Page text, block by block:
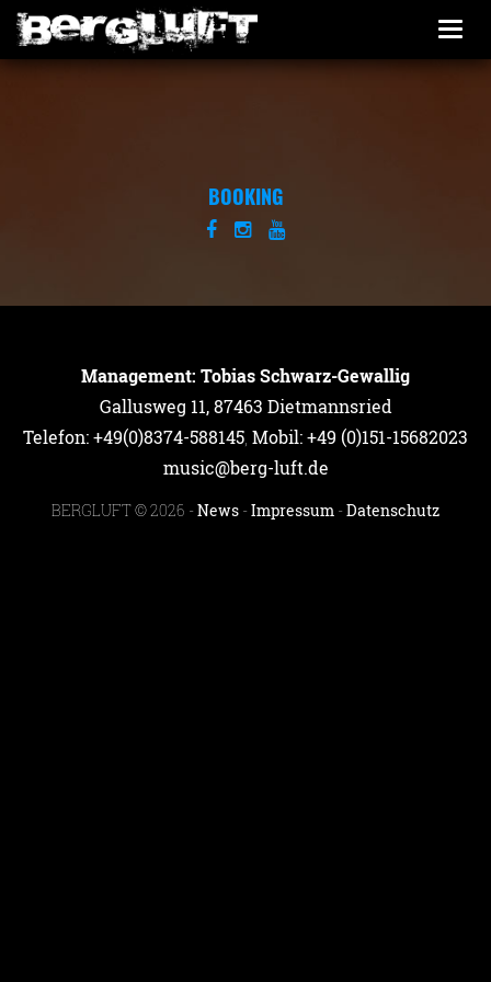
BOOKING
Management: Tobias Schwarz-Gewallig
Gallusweg 11, 87463 Dietmannsried
Telefon: +49(0)8374-588145 Mobil: +49 (0)151-15682023
music@berg-luft.de
BERGLUFT © 2026 -News -Impressum -Datenschutz